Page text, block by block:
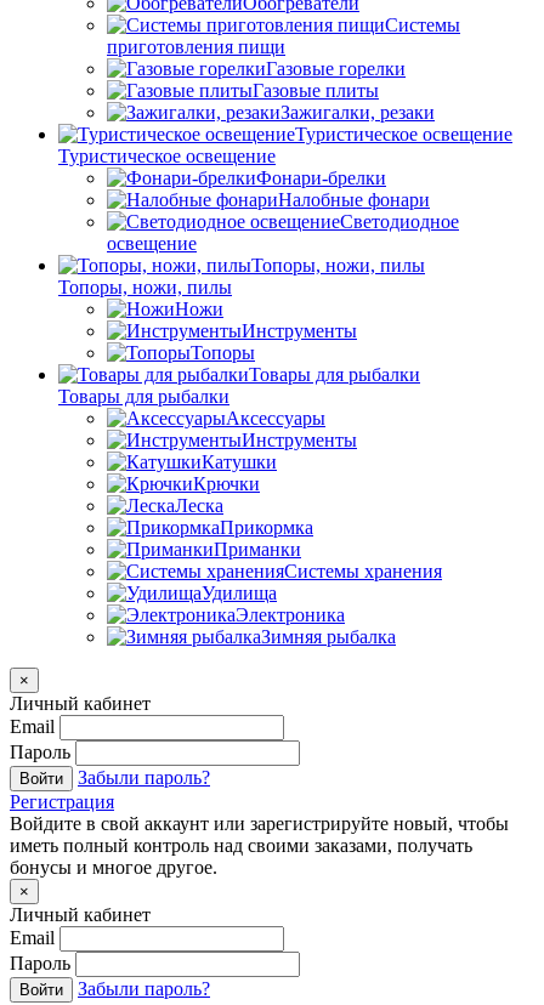
Системы
приготовления пищи
Газовые горелки
Газовые плиты
Зажигалки, резаки
Туристическое освещение
Туристическое освещение
Фонари-брелки
Налобные фонари
Светодиодное
освещение
Топоры, ножи, пилы
Топоры, ножи, пилы
Ножи
Инструменты
Топоры
Товары для рыбалки
Товары для рыбалки
Аксессуары
Инструменты
Катушки
Крючки
Леска
Прикормка
Приманки
Системы хранения
Удилища
Электроника
Зимняя рыбалка
×
Личный кабинет
Email
Пароль
Войти
Забыли пароль?
Регистрация
Войдите в свой аккаунт или зарегистрируйте новый, чтобы
иметь полный контроль над своими заказами, получать
бонусы и многое другое.
×
Личный кабинет
Email
Пароль
Войти
Забыли пароль?